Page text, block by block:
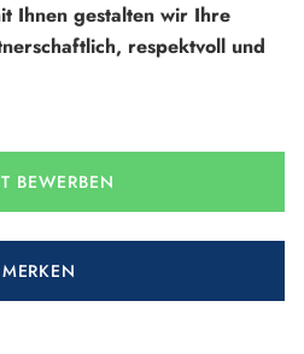
Ihnen gestalten wir Ihre
respektvoll und
BEWERBEN
MERKEN